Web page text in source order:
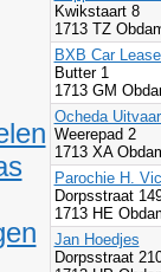
Kwikstaart 8
1713 TZ
BXB Car
Butter 1
1713 GM
Ocheda
Weerepad 2
1713 XA
Parochie H.
Dorpsstraat
1713 HE
Jan Hoedjes
Dorpsstraat